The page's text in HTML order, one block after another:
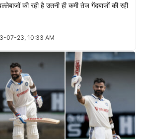
की रही है उतनी ही कमी तेज गेंदबाजों की रही
07-23, 10:33 AM